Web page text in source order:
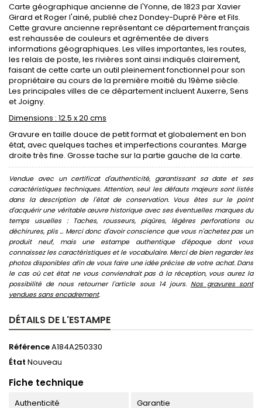
Carte géographique ancienne de l'Yonne, de 1823 par Xavier
Girard et Roger l'ainé, publié chez Dondey-Dupré Père et Fils.
Cette gravure ancienne représentant ce département français
est rehaussée de couleurs et agrémentée de divers
informations géographiques. Les villes importantes, les routes,
les relais de poste, les rivières sont ainsi indiqués clairement,
faisant de cette carte un outil pleinement fonctionnel pour son
propriétaire au cours de la première moitié du 19ème siècle.
Les principales villes de ce département incluent Auxerre, Sens
et Joigny.
Dimensions : 12.5 x 20 cms
Gravure en taille douce de petit format et globalement en bon
état, avec quelques taches et imperfections courantes. Marge
droite très fine. Grosse tache sur la partie gauche de la carte.
Vendue avec un certificat d'authenticité, garantissant sa date et ses
caractéristiques techniques. Attention, seul les défauts majeurs sont listés
dans la description de l'état de conservation. Vous êtes sur le point
d'acquérir une véritable œuvre historique avec ses éventuelles marques du
temps usuelles : Taches, rousseurs, piqûres, légères perforations ou
déchirures, plis ... Merci donc d'avoir conscience que vous n'achetez pas un
produit neuf, mais une estampe authentique d'époque dont vous
connaissez les caractéristiques et le vocabulaire. Merci de bien regarder les
photos disponibles afin de vous faire une idée précise de votre achat. Dans
le cas où cet état ne vous conviendrait pas à la réception, vous aurez la
possibilité de nous retourner l'article sous 14 jours. Nos gravures sont
vendues sans encadrement.
DÉTAILS DE L'ESTAMPE
RéférenceA184A250330
État Nouveau
Fiche technique
Authenticité Garantie